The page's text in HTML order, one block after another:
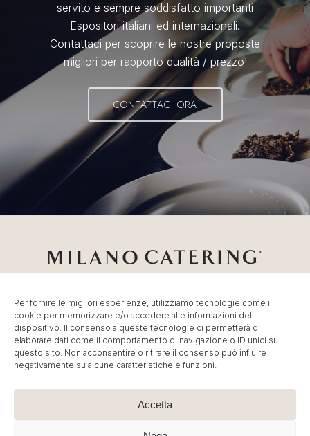
Per fornire le migliori esperienze, utilizziamo tecnologie come i
cookie per memorizzare e/o accedere alle informazioni del
dispositivo. Il consenso a queste tecnologie ci permetterà di
elaborare dati come il comportamento di navigazione o ID unici su
questo sito. Non acconsentire o ritirare il consenso può influire
negativamente su alcune caratteristiche e funzioni.
Accetta
servito e sempre soddisfatto importanti
Espositori italiani ed internazionali.
Contattaci per scoprire le nostre proposte
migliori per rapporto qualità / prezzo!
CONTATTACI ORA
Catering Milano Servizio diCatering per Fiere, Catering
Eventi Milano,Banqueting per Eventi Aziendali
© MC Group Srl Società Benefit – P.IVA IT13887790965
| P. Elio Adriano, 110 20128 Milano – Tel: